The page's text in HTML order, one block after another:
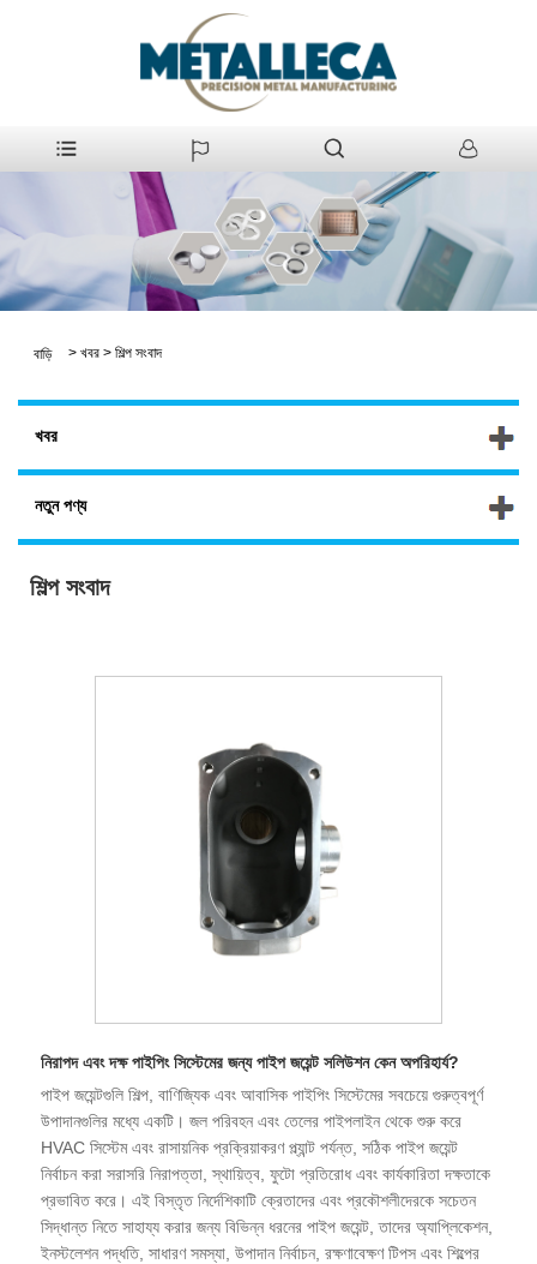
বাড়ি > খবর > শিল্প সংবাদ
খবর
নতুন পণ্য
শিল্প সংবাদ
নিরাপদ এবং দক্ষ পাইপিং সিস্টেমের জন্য পাইপ জয়েন্ট সলিউশন কেন অপরিহার্য?
পাইপ জয়েন্টগুলি শিল্প, বাণিজ্যিক এবং আবাসিক পাইপিং সিস্টেমের সবচেয়ে গুরুত্বপূর্ণ
উপাদানগুলির মধ্যে একটি। জল পরিবহন এবং তেলের পাইপলাইন থেকে শুরু করে
HVAC সিস্টেম এবং রাসায়নিক প্রক্রিয়াকরণ প্ল্যান্ট পর্যন্ত, সঠিক পাইপ জয়েন্ট
নির্বাচন করা সরাসরি নিরাপত্তা, স্থায়িত্ব, ফুটো প্রতিরোধ এবং কার্যকারিতা দক্ষতাকে
প্রভাবিত করে। এই বিস্তৃত নির্দেশিকাটি ক্রেতাদের এবং প্রকৌশলীদেরকে সচেতন
সিদ্ধান্ত নিতে সাহায্য করার জন্য বিভিন্ন ধরনের পাইপ জয়েন্ট, তাদের অ্যাপ্লিকেশন,
ইনস্টলেশন পদ্ধতি, সাধারণ সমস্যা, উপাদান নির্বাচন, রক্ষণাবেক্ষণ টিপস এবং শিল্পের